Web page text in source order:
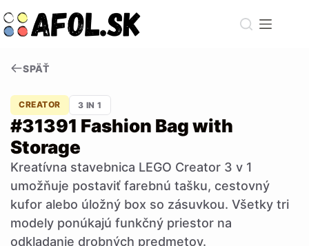
to
content
SPÄŤ
CREATOR 3 IN 1
#31391 Fashion Bag with
Storage
Kreatívna stavebnica LEGO Creator 3 v 1
umožňuje postaviť farebnú tašku, cestovný
kufor alebo úložný box so zásuvkou. Všetky tri
modely ponúkajú funkčný priestor na
odkladanie drobných predmetov.